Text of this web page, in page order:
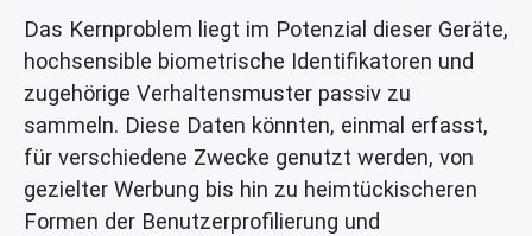
Das Kernproblem liegt im Potenzial dieser Geräte,
hochsensible biometrische Identifikatoren und
zugehörige Verhaltensmuster passiv zu
sammeln. Diese Daten könnten, einmal erfasst,
für verschiedene Zwecke genutzt werden, von
gezielter Werbung bis hin zu heimtückischeren
Formen der Benutzerprofilierung und